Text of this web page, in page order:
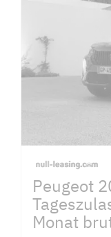
Peugeot
Monat